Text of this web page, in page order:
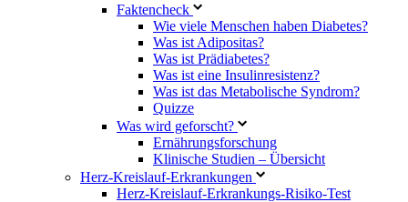
Faktencheck
Wie viele Menschen haben Diabetes?
Was ist Adipositas?
Was ist Prädiabetes?
Was ist eine Insulinresistenz?
Was ist das Metabolische Syndrom?
Quizze
Was wird geforscht?
Ernährungsforschung
Klinische Studien – Übersicht
Herz-Kreislauf-Erkrankungen
Herz-Kreislauf-Erkrankungs-Risiko-Test